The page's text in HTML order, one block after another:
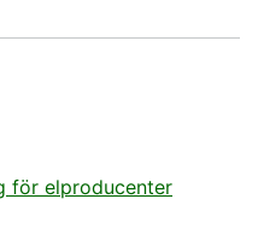
för elproducenter